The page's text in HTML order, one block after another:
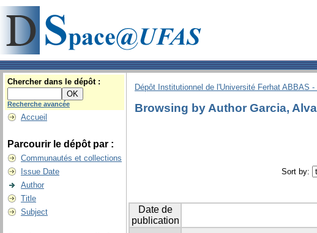
Chercher dans le dépôt :
Recherche avancée
Accueil
Parcourir le dépôt par :
Communautés et collections
Issue Date
Author
Title
Subject
Dépôt Institutionnel de l'Université Ferhat ABBAS
Browsing by Author Garcia,
Sort by:
Date de
publication